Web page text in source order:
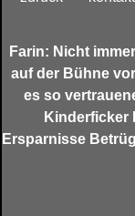
Farin: Nicht
auf der Bühne
es so
Kinderficker
Ersparnisse